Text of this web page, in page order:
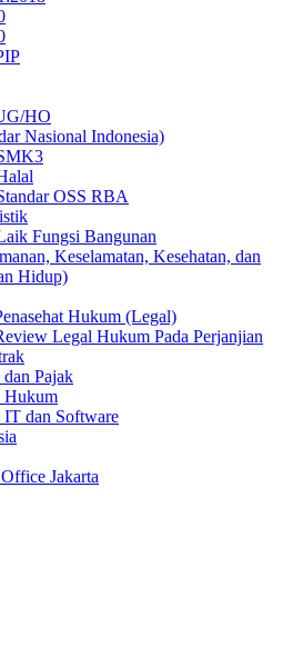
HO
Nasional Indonesia)
OSS RBA
Fungsi Bangunan
Keselamatan, Kesehatan, dan
Hidup)
Hukum (Legal)
Legal Hukum Pada Perjanjian
Pajak
Hukum
dan Software
Jakarta